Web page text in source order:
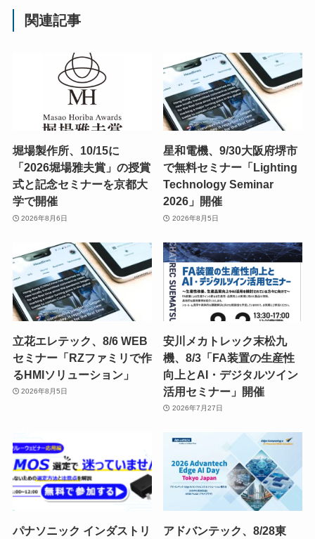
関連記事
堀場製作所、10/15に
「2026堀場雅夫賞」の授賞
式と記念セミナーを京都大
学で開催
2026年8月6日
星和電機、9/30大阪府堺市
で無料セミナー「Lighting
Technology Seminar
2026」開催
2026年8月5日
立花エレテック、8/6 WEB
セミナー「RZファミリで作
るHMIソリューション」
2026年8月5日
安川メカトレック末松九
機、8/3「FA装置の生産性
向上とAI・デジタルツイン
活用セミナー」開催
2026年7月27日
パナソニック インダストリ
アドバンテック、8/28東